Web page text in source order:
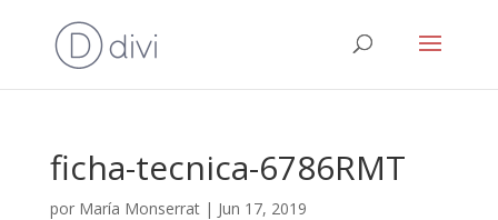
ficha-tecnica-6786RMT
por María Monserrat| Jun 17, 2019